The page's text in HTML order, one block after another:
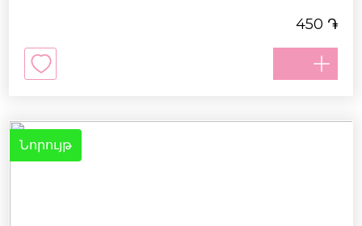
450 ֏
Նորույթ